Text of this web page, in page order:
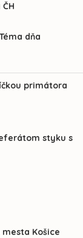
dňa
primátora
styku s
Košice